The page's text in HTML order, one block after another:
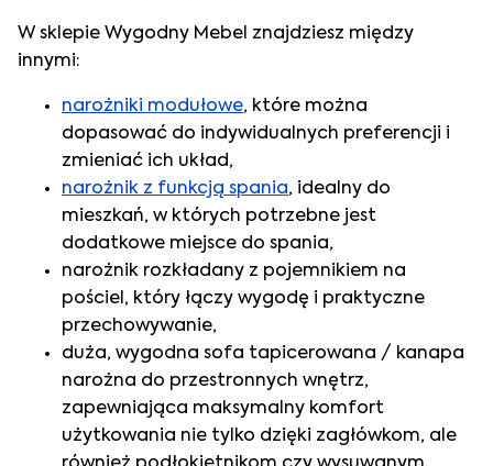
W sklepie Wygodny Mebel znajdziesz między
innymi:
narożniki modułowe, które można
dopasować do indywidualnych preferencji i
zmieniać ich układ,
narożnik z funkcją spania, idealny do
mieszkań, w których potrzebne jest
dodatkowe miejsce do spania,
narożnik rozkładany z pojemnikiem na
pościel, który łączy wygodę i praktyczne
przechowywanie,
duża, wygodna sofa tapicerowana / kanapa
narożna do przestronnych wnętrz,
zapewniająca maksymalny komfort
użytkowania nie tylko dzięki zagłówkom, ale